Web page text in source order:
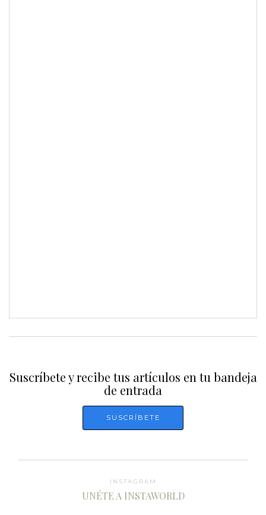
Suscríbete y recibe tus artículos en tu bandeja
de entrada
INSTAGRAM
UNÉTE A INSTAWORLD